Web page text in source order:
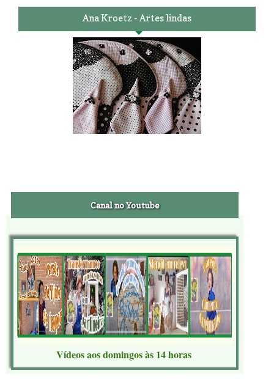
Ana Kroetz - Artes lindas
Canal no Youtube
Vídeos aos domingos às 14 horas